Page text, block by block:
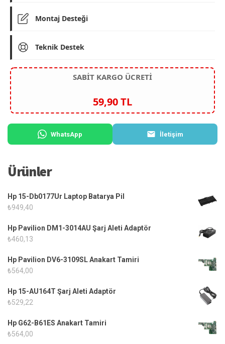
Montaj Desteği
Teknik Destek
SABİT KARGO ÜCRETİ
59,90 TL
WhatsApp İletişim
Ürünler
Hp 15-Db0177Ur Laptop Batarya Pil
₺949,40
Hp Pavilion DM1-3014AU Şarj Aleti Adaptör
₺460,13
Hp Pavilion DV6-3109SL Anakart Tamiri
₺564,00
Hp 15-AU164T Şarj Aleti Adaptör
₺529,22
Hp G62-B61ES Anakart Tamiri
₺564,00